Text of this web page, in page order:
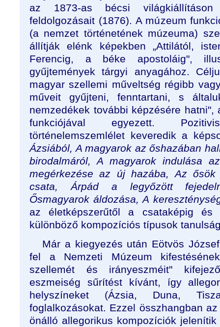
az 1873-as bécsi
feldolgozásait (1876). A múzeum
(a nemzet történetének múzeuma)
állítják elénk képekben „Attilától,
Ferencig, a béke apostoláig",
gyűjtemények tárgyi anyagához.
magyar szellemi műveltség régibb
műveit gyűjteni, fenntartani, s
nemzedékek további képzésére
funkciójával egyezett.
történelemszemlélet keveredik a
Ázsiából, A magyarok az őshazában
birodalmáról, A magyarok indulása
megérkezése az új hazába, Az ősök
csata, Árpád a legyőzött
Ősmagyarok áldozása, A
az életképszerűtől a csataképig és
különböző kompozíciós típusok
Már a kiegyezés után Eötvös
fel a Nemzeti Múzeum
szellemét és irányeszméit"
eszmeiség sűrítést kívánt, így
helyszíneket (Ázsia, Duna,
foglalkozásokat. Ezzel összhangban
önálló allegorikus kompozíciók